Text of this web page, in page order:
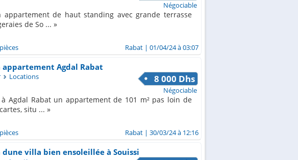
Négociable
de haut standing avec grande terrasse
de So ...
Rabat| 01/04/24 à 03:07
appartement Agdal Rabat
8 000 Dhs
Locations
Négociable
Agdal Rabat un appartement de 101 m² pas loin de
situ ...
Rabat| 30/03/24 à 12:16
dune villa bien ensoleillée à Souissi